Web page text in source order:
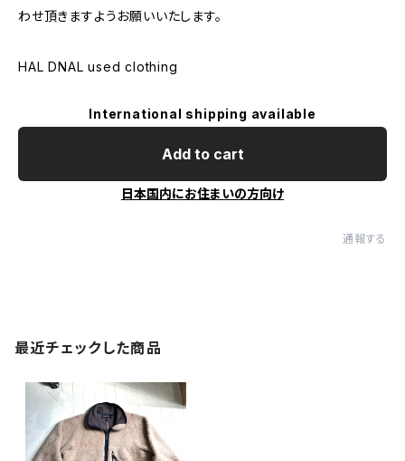
わせ頂きますようお願いいたします。
HAL DNAL used clothing
International shipping available
Add to cart
日本国内にお住まいの方向け
通報する
最近チェックした商品